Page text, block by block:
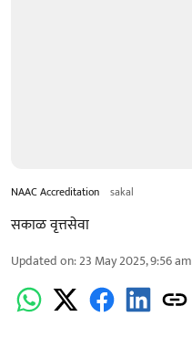
NAAC Accreditation sakal
सकाळ वृत्तसेवा
Updated on:23 May 2025, 9:56 am